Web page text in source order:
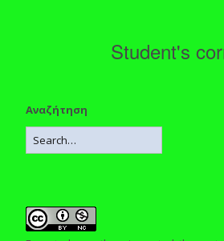
Student's
Αναζήτηση